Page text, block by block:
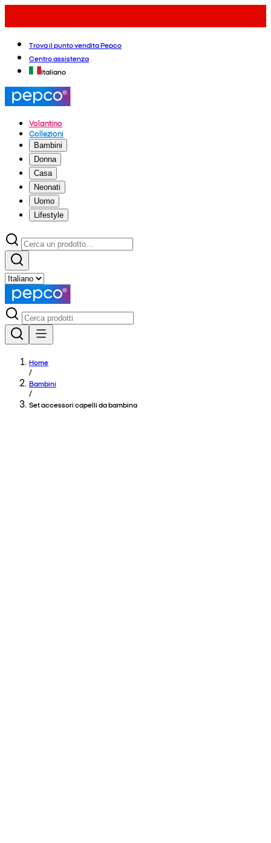
Trova il punto vendita Pepco
Centro assistenza
Italiano
Volantino
Collezioni
Bambini
Donna
Casa
Neonati
Uomo
Lifestyle
Home
/
Bambini
/
Set accessori capelli da bambina